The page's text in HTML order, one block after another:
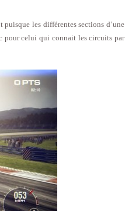
les différentes sections d’une
pour celui qui connait les circuits par